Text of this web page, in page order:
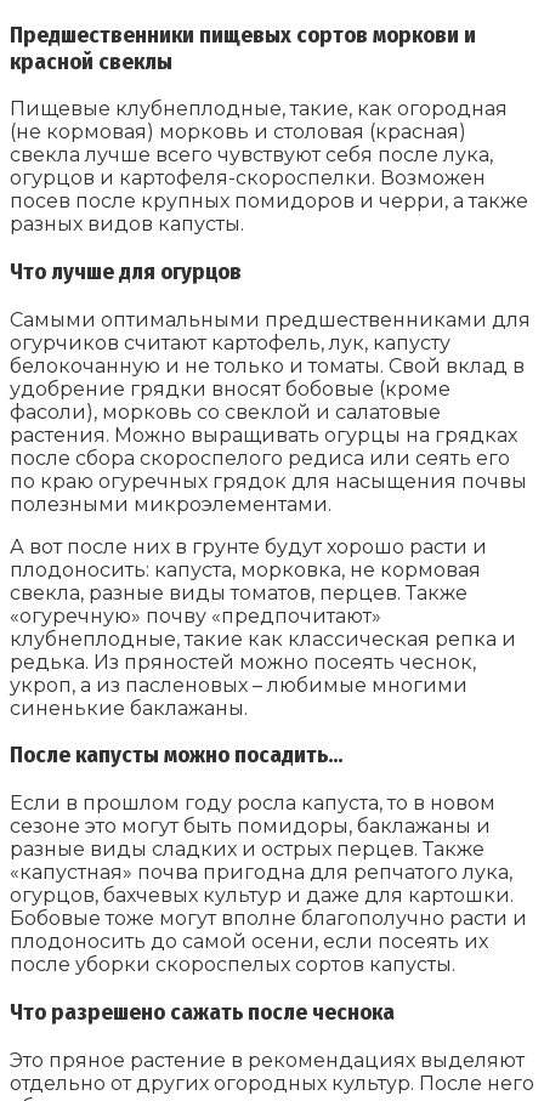
Предшественники пищевых сортов моркови и
красной свеклы
Пищевые клубнеплодные, такие, как огородная
(не кормовая) морковь и столовая (красная)
свекла лучше всего чувствуют себя после лука,
огурцов и картофеля-скороспелки. Возможен
посев после крупных помидоров и черри, а также
разных видов капусты.
Что лучше для огурцов
Самыми оптимальными предшественниками для
огурчиков считают картофель, лук, капусту
белокочанную и не только и томаты. Свой вклад в
удобрение грядки вносят бобовые (кроме
фасоли), морковь со свеклой и салатовые
растения. Можно выращивать огурцы на грядках
после сбора скороспелого редиса или сеять его
по краю огуречных грядок для насыщения почвы
полезными микроэлементами.
А вот после них в грунте будут хорошо расти и
плодоносить: капуста, морковка, не кормовая
свекла, разные виды томатов, перцев. Также
«огуречную» почву «предпочитают»
клубнеплодные, такие как классическая репка и
редька. Из пряностей можно посеять чеснок,
укроп, а из пасленовых – любимые многими
синенькие баклажаны.
После капусты можно посадить…
Если в прошлом году росла капуста, то в новом
сезоне это могут быть помидоры, баклажаны и
разные виды сладких и острых перцев. Также
«капустная» почва пригодна для репчатого лука,
огурцов, бахчевых культур и даже для картошки.
Бобовые тоже могут вполне благополучно расти и
плодоносить до самой осени, если посеять их
после уборки скороспелых сортов капусты.
Что разрешено сажать после чеснока
Это пряное растение в рекомендациях выделяют
отдельно от других огородных культур. После него